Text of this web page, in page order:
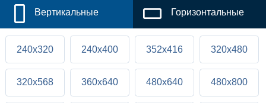
Вертикальные Горизонтальные
240x320 240x400 352x416 320x480
320x568 360x640 480x640 480x800